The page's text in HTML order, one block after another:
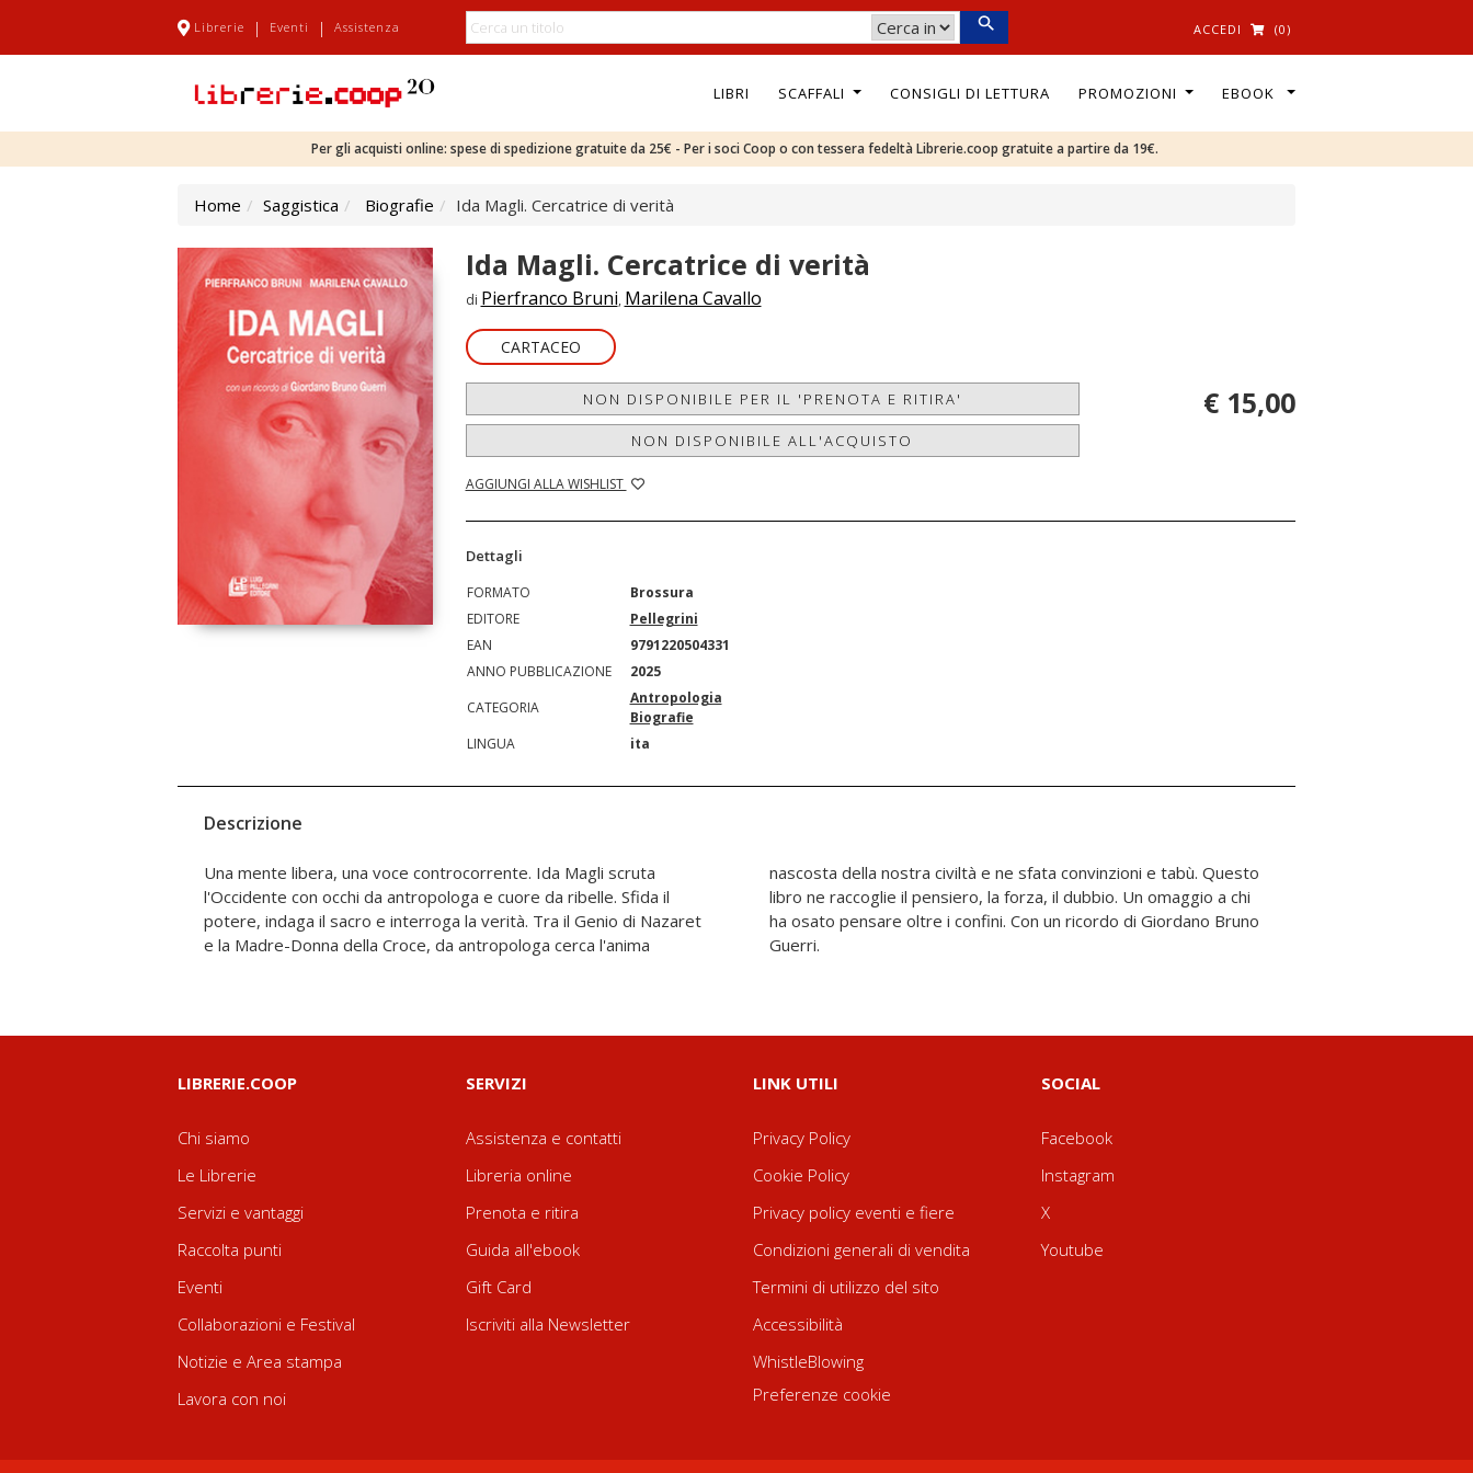
Librerie | Eventi | Assistenza ACCEDI (0)
LIBRI SCAFFALI CONSIGLI DI LETTURA PROMOZIONI EBOOK
Per gli acquisti online: spese di spedizione gratuite da 25€ - Per i soci Coop o con tessera fedeltà Librerie.coop gratuite a partire da 19€.
Home Saggistica Biografie Ida Magli. Cercatrice di verità
Ida Magli. Cercatrice di verità
di Pierfranco Bruni, Marilena Cavallo
CARTACEO
NON DISPONIBILE PER IL 'PRENOTA E RITIRA'
NON DISPONIBILE ALL'ACQUISTO
AGGIUNGI ALLA WISHLIST
€ 15,00
Dettagli
FORMATO
Brossura
EDITORE
Pellegrini
EAN
9791220504331
ANNO PUBBLICAZIONE
2025
CATEGORIA
Antropologia
Biografie
LINGUA
ita
Descrizione
Una mente libera, una voce controcorrente. Ida Magli scruta
l'Occidente con occhi da antropologa e cuore da ribelle. Sfida il
potere, indaga il sacro e interroga la verità. Tra il Genio di Nazaret
e la Madre-Donna della Croce, da antropologa cerca l'anima
nascosta della nostra civiltà e ne sfata convinzioni e tabù. Questo
libro ne raccoglie il pensiero, la forza, il dubbio. Un omaggio a chi
ha osato pensare oltre i confini. Con un ricordo di Giordano Bruno
Guerri.
LIBRERIE.COOP
Chi siamo
Le Librerie
Servizi e vantaggi
Raccolta punti
Eventi
Collaborazioni e Festival
Notizie e Area stampa
Lavora con noi
SERVIZI
Assistenza e contatti
Libreria online
Prenota e ritira
Guida all'ebook
Gift Card
Iscriviti alla Newsletter
LINK UTILI
Privacy Policy
Cookie Policy
Privacy policy eventi e fiere
Condizioni generali di vendita
Termini di utilizzo del sito
Accessibilità
WhistleBlowing
Preferenze cookie
SOCIAL
Facebook
Instagram
X
Youtube